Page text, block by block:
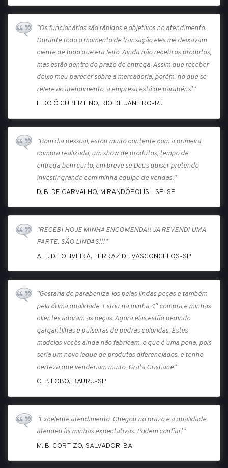
"Os funcionários são rápidos e objetivos no atendimento.
Durante todo o momento de transação eles me deixavam
ciente de tudo que era feito. Ainda não recebi os produtos,
mas estão dentro do prazo de entrega. Assim que receber
deixo meu parecer sobre a mercadoria, porém, no que se
refere ao atendimento, a empresa está de parabéns!"
F. DO Ó CUPERTINO, RIO DE JANEIRO-RJ
"Bom dia pessoal, estou muito contente com a primeira
compra realizada, um show de produtos, tempo de
entrega bem curto, em breve se Deus quiser pretendo
investir grande com minha equipe de vendas."
D. B. DE CARVALHO, MIRANDÓPOLIS - SP-SP
"RECEBI HOJE MINHA ENCOMENDA!! JA REVENDI UMA
PARTE. SÃO LINDAS!!!"
A. L. DE OLIVEIRA, FERRAZ DE VASCONCELOS-SP
"Gostaria de parabeniza-los pelas lindas peças e também
pela ótima qualidade. Estou na minha 4° compra e minhas
clientes adoram as peças. Agora elas estão pedindo
gargantilhas e pulseiras de pedras coloridas. Estes
modelos vocês ainda não fabricam, o que é uma pena, pois
seria um novo leque de produtos diferenciados, e tenho
certeza que venderiam muito. Grata Cristiane"
C. P. LOBO, BAURU-SP
"Excelente atendimento. Chegou no prazo e a qualidade
atendeu às minhas expectativas. Podem confiar!"
M. B. CORTIZO, SALVADOR-BA